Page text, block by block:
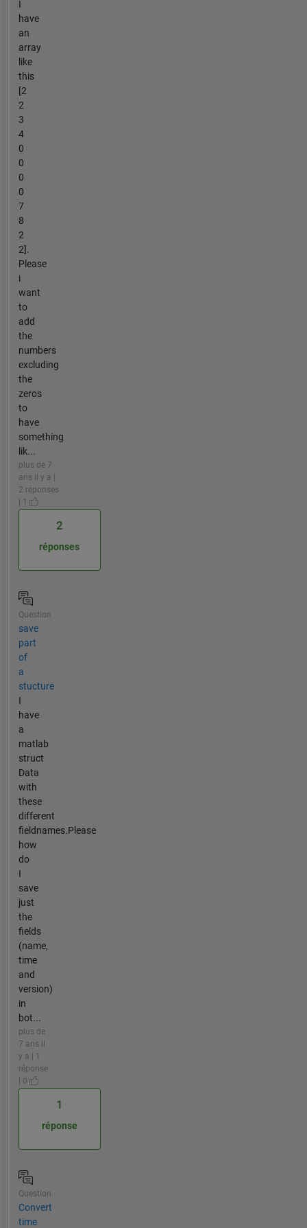
I
have
an
array
like
this
[2
2
3
4
0
0
0
0
7
8
2
2].
Please
i
want
to
add
the
numbers
excluding
the
zeros
to
have
something
lik...
plus de 7
ans il y a |
2 réponses
| 1
2
réponses
Question
save
part
of
a
stucture
I
have
a
matlab
struct
Data
with
these
different
fieldnames.Please
how
do
I
save
just
the
fields
(name,
time
and
version)
in
bot...
plus de
7 ans il
y a | 1
réponse
| 0
1
réponse
Question
Convert
time